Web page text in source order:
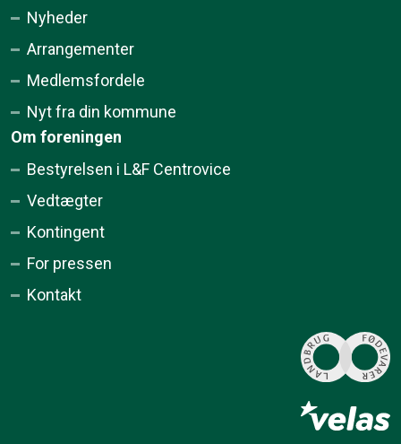
Nyheder
Arrangementer
Medlemsfordele
Nyt fra din kommune
Om foreningen
Bestyrelsen i L&F Centrovice
Vedtægter
Kontingent
For pressen
Kontakt